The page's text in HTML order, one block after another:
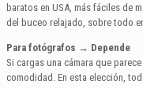
baratos en USA, más fáciles de
del buceo relajado, sobre todo
Para fotógrafos → Depende
Si cargas una cámara que
comodidad. En esta elección,